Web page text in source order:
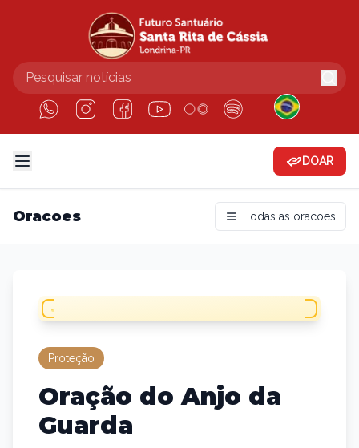
DOAR
Oracoes Todas as oracoes
Proteção
Oração do Anjo da
Guarda